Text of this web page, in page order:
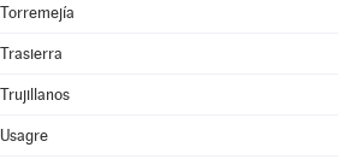
Torremejía
Trasierra
Trujillanos
Usagre